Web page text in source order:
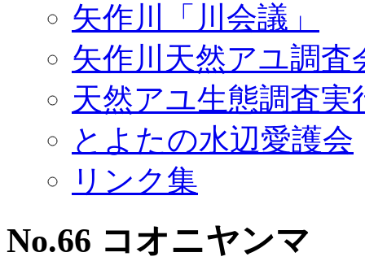
矢作川「川会議」
矢作川天然アユ調査
天然アユ生態調査実
とよたの水辺愛護会
リンク集
No.66 コオニヤンマ